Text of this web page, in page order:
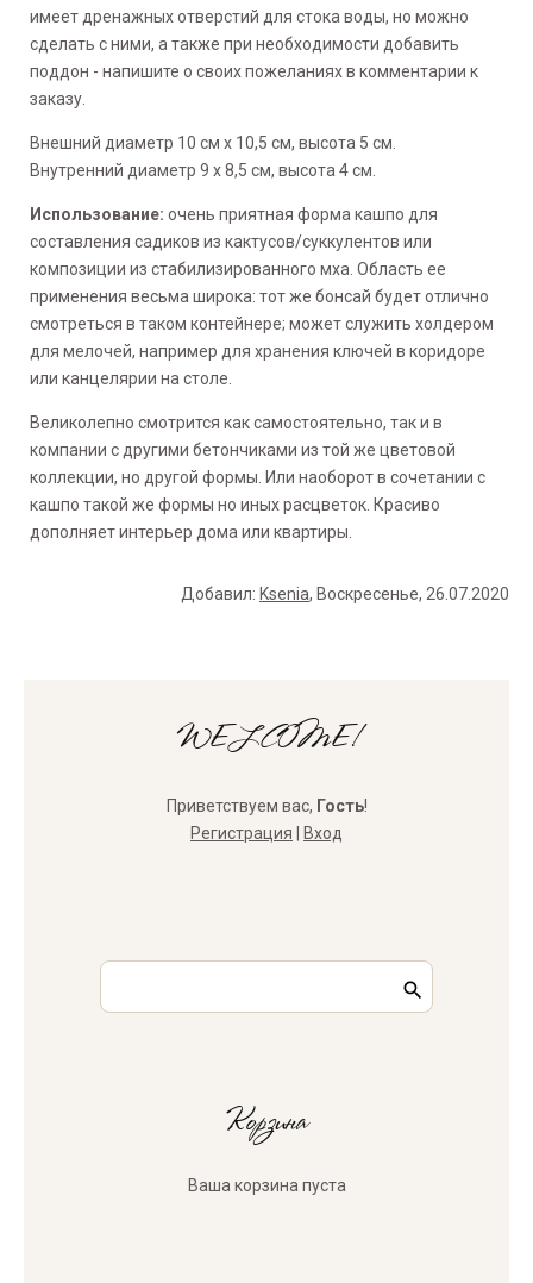
имеет дренажных отверстий для стока воды, но можно
сделать с ними, а также при необходимости добавить
поддон - напишите о своих пожеланиях в комментарии к
заказу.
Внешний диаметр 10 см х 10,5 см, высота 5 см.
Внутренний диаметр 9 х 8,5 см, высота 4 см.
Использование: очень приятная форма кашпо для
составления садиков из кактусов/суккулентов или
композиции из стабилизированного мха. Область ее
применения весьма широка: тот же бонсай будет отлично
смотреться в таком контейнере; может служить холдером
для мелочей, например для хранения ключей в коридоре
или канцелярии на столе.
Великолепно смотрится как самостоятельно, так и в
компании с другими бетончиками из той же цветовой
коллекции, но другой формы. Или наоборот в сочетании с
кашпо такой же формы но иных расцветок. Красиво
дополняет интерьер дома или квартиры.
Добавил: Ksenia, Воскресенье, 26.07.2020
WELCOME!
Приветствуем вас, Гость!
Регистрация
Вход
Корзина
Ваша корзина пуста